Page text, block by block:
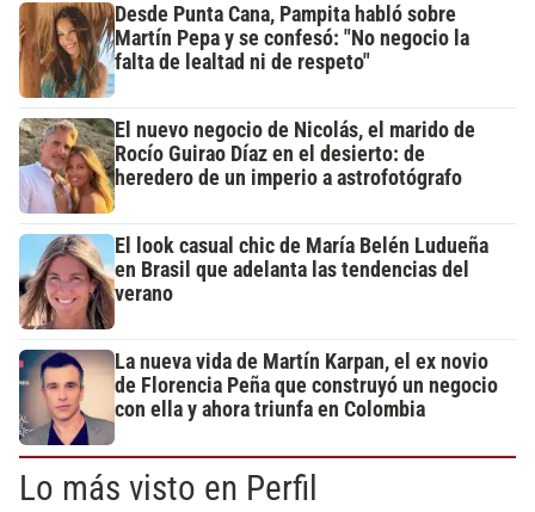
Desde Punta Cana, Pampita habló sobre
Martín Pepa y se confesó: "No negocio la
falta de lealtad ni de respeto"
El nuevo negocio de Nicolás, el marido de
Rocío Guirao Díaz en el desierto: de
heredero de un imperio a astrofotógrafo
El look casual chic de María Belén Ludueña
en Brasil que adelanta las tendencias del
verano
La nueva vida de Martín Karpan, el ex novio
de Florencia Peña que construyó un negocio
con ella y ahora triunfa en Colombia
Lo más visto en Perfil